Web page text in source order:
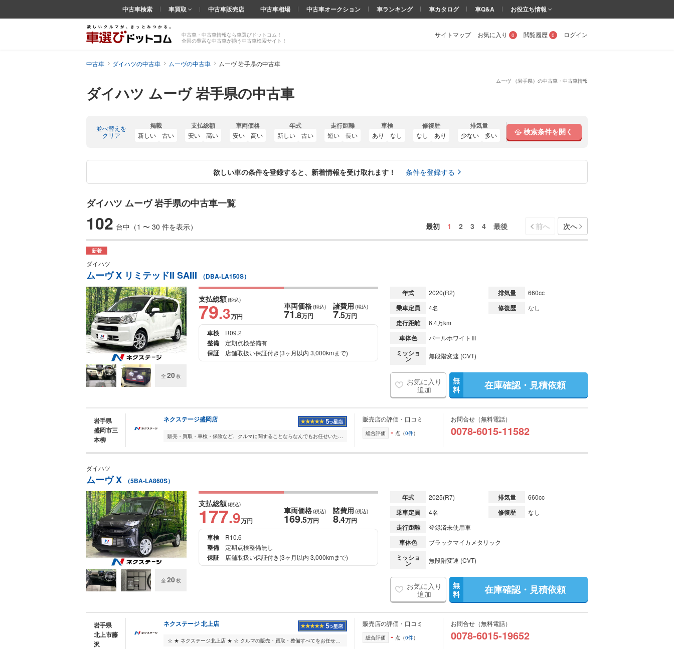
ムーヴ （岩手県）の中古車・中古車情報
ダイハツ ムーヴ 岩手県の中古車
中古車・中古車情報なら車選びドットコム！
全国の豊富な中古車が揃う中古車検索サイト！
サイトマップ お気に入り 0 閲覧履歴 0 ログイン
中古車検索 車買取 中古車販売店 中古車相場 中古車オークション 車ランキング 車カタログ 車Q&A お役立ち情報
中古車 ダイハツの中古車 ムーヴの中古車 ムーヴ 岩手県の中古車
並べ替えを
クリア
掲載
新しい 古い
支払総額
安い 高い
車両価格
安い 高い
年式
新しい 古い
走行距離
短い 長い
車検
あり なし
修復歴
なし あり
排気量
少ない 多い 検索条件を開く
欲しい車の条件を登録すると、新着情報を受け取れます！ 条件を登録する
ダイハツ ムーヴ 岩手県の中古車一覧
102 台中（1 〜 30 件を表示） 最初 1 2 3 4 最後 前へ 次へ
新着
ダイハツ
ムーヴ X リミテッドII SAIII （DBA-LA150S）
全 20枚
支払総額(税込)
79.3万円
車両価格(税込)
71.8万円
諸費用 (税込)
7.5万円
車検
R09.2
整備 定期点検整備有
保証 店舗取扱い保証付き(3ヶ月以内 3,000kmまで)
年式 2020(R2) 排気量 660cc
乗車定員 4名 修復歴 なし
走行距離 6.4万km
車体色 パールホワイトⅢ
ミッショ
ン 無段階変速 (CVT)
お気に入り
追加
無
料
在庫確認・見積依頼
岩手県
盛岡市三
本柳
ネクステージ盛岡店
販売・買取・車検・保険など、クルマに関することならなんでもお任せいただける大型総合ショップです。 ご家族・お友達みなさまでお気軽にご来場ください。 地域最大...
販売店の評価・口コミ
総合評価 - 点（0件）
お問合せ（無料電話）
0078-6015-11582
ダイハツ
ムーヴ X （5BA-LA860S）
全 20枚
支払総額(税込)
177.9万円
車両価格(税込)
169.5万円
諸費用 (税込)
8.4万円
車検
R10.6
整備 定期点検整備無し
保証 店舗取扱い保証付き(3ヶ月以内 3,000kmまで)
年式 2025(R7) 排気量 660cc
乗車定員 4名 修復歴 なし
走行距離 登録済未使用車
車体色 ブラックマイカメタリック
ミッショ
ン 無段階変速 (CVT)
お気に入り
追加
無
料
在庫確認・見積依頼
岩手県
北上市藤
沢
ネクステージ 北上店
☆ ★ ネクステージ北上店 ★ ☆ クルマの販売・買取・整備すべてをお任せいただける大型店舗です。 お問い合わせも受け付けておりますので、お気軽にご連絡ください♪ ー ...
販売店の評価・口コミ
総合評価 - 点（0件）
お問合せ（無料電話）
0078-6015-19652